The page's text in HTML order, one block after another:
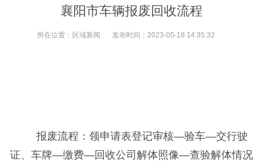
襄阳市车辆报废回收流程
所在位置： 区域新闻 发布时间： 2023-05-18 14:35:32
报废流程：领申请表登记审核—验车—交行驶
证、车牌—缴费—回收公司解体照像—查验解体情况